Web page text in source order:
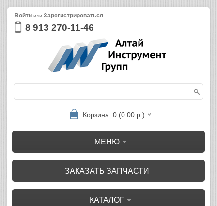
8 913 270-11-46
Войти или Зарегистрироваться
Корзина: 0 (0.00 р.)
МЕНЮ
ЗАКАЗАТЬ ЗАПЧАСТИ
КАТАЛОГ